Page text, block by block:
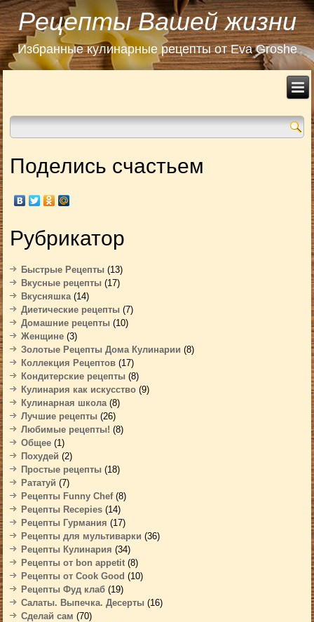
Рецепты Вашей жизни
Избранные кулинарные рецепты от Eva Groshe
Поделись счастьем
Рубрикатор
Быстрые Рецепты (13)
Вкусные рецепты (17)
Вкусняшка(14)
Диетические рецепты (7)
Домашние рецепты (10)
Женщине (3)
Золотые Рецепты Дома Кулинарии (8)
Коллекция Рецептов (17)
Кондитерские рецепты (8)
Кулинария как искусство (9)
Кулинарная школа(8)
Лучшие рецепты (26)
Любимые рецепты! (8)
Общее (1)
Похудей (2)
Простые рецепты (18)
Рататуй (7)
Рецепты Funny Chef(8)
Рецепты Recepies (14)
Рецепты Гурмания (17)
Рецепты для мультиварки (36)
Рецепты Кулинария (34)
Рецепты от bon appetit (8)
Рецепты от Cook Good (10)
Рецепты Фуд клаб (19)
Салаты. Выпечка. Десерты (16)
Сделай сам (70)